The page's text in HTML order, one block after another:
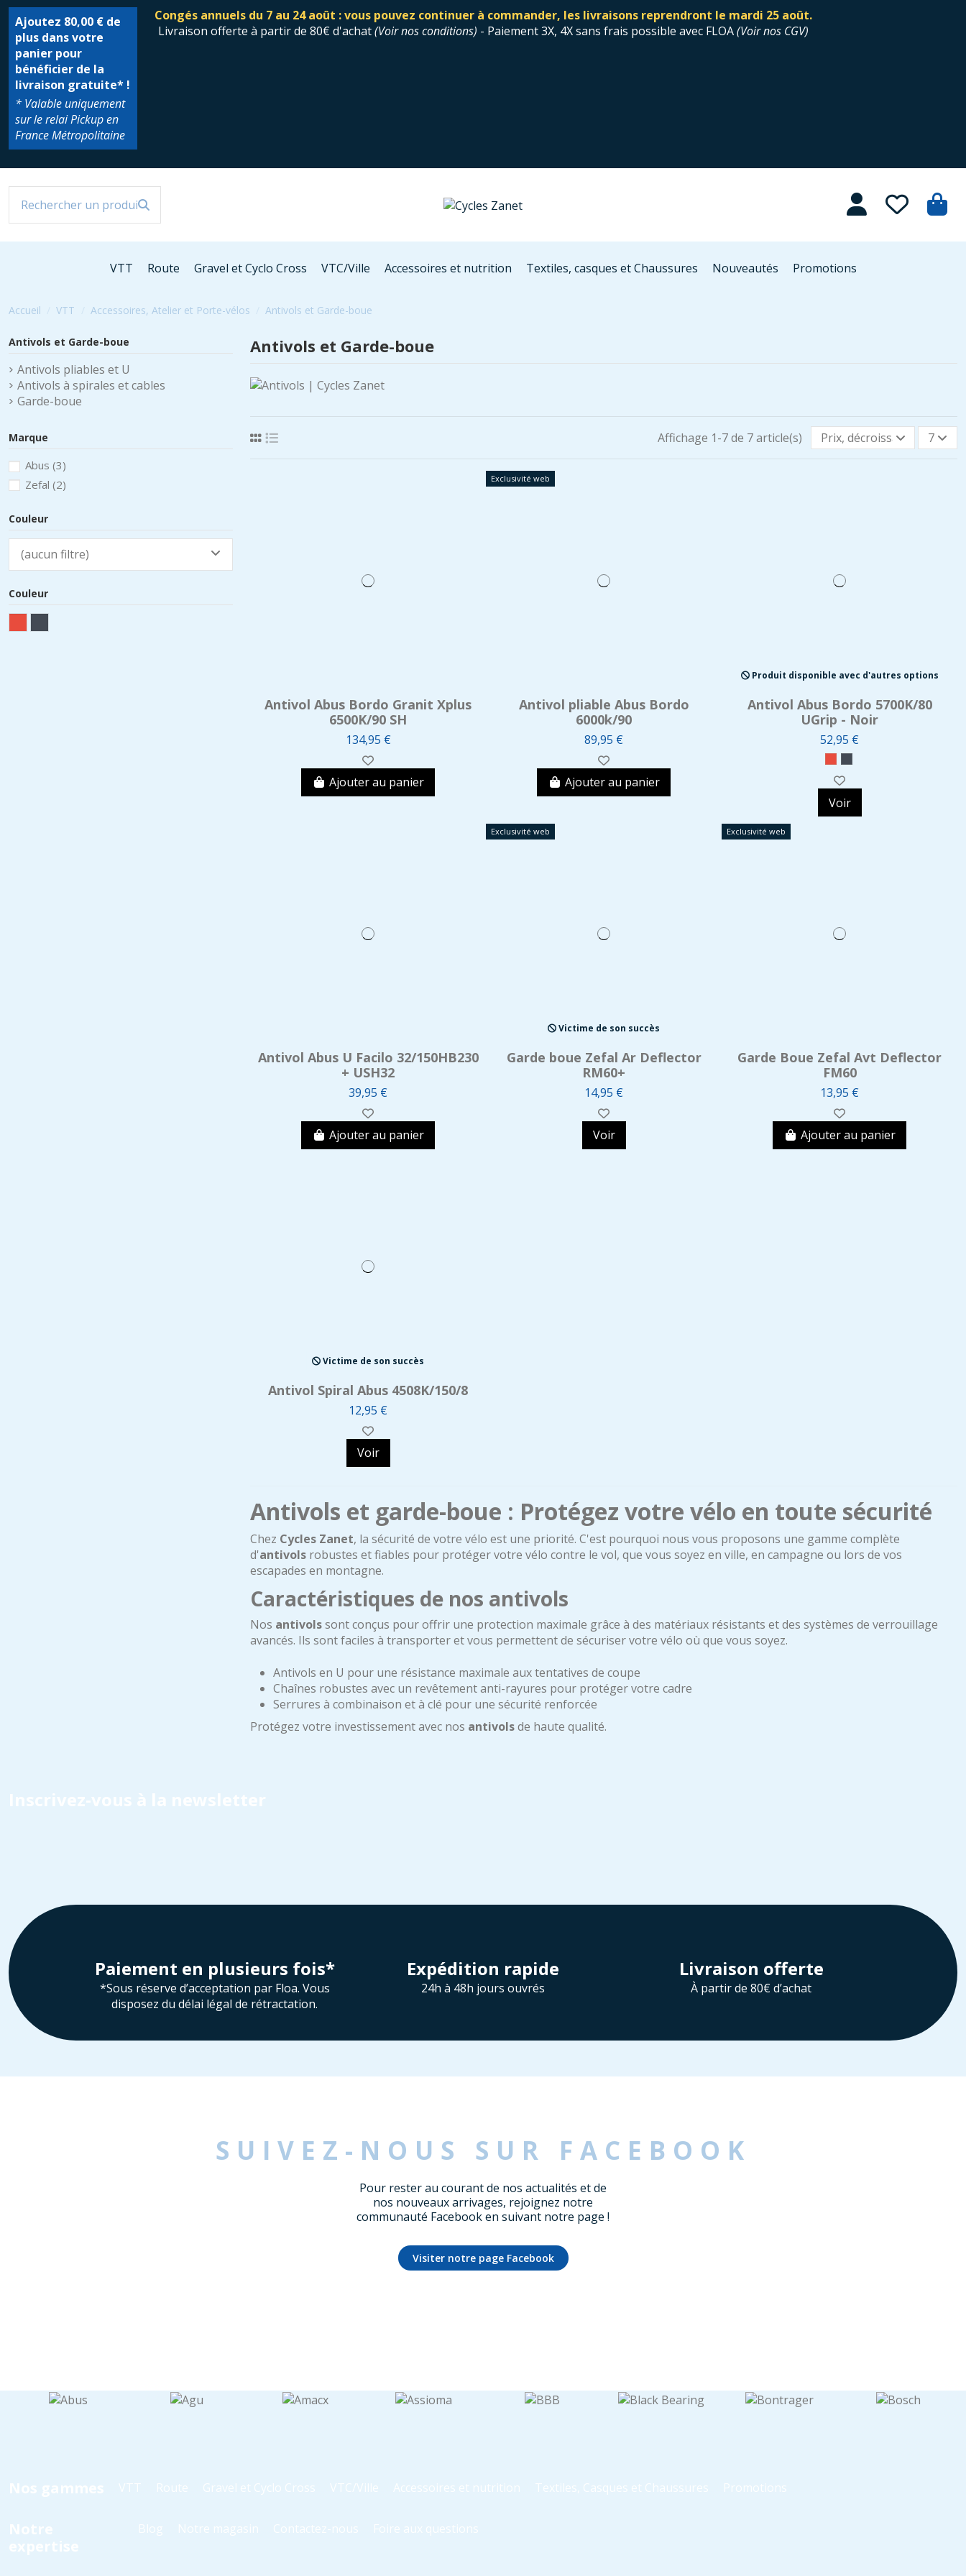
Ajoutez 80,00 € de
plus dans votre
panier pour
bénéficier de la
livraison gratuite* !
* Valable uniquement
sur le relai Pickup en
France Métropolitaine
Congés annuels du 7 au 24 août : vous pouvez continuer à commander, les livraisons reprendront le mardi 25 août.
Livraison offerte à partir de 80€ d'achat(Voir nos conditions) - Paiement 3X, 4X sans frais possible avec FLOA(Voir nos CGV)
VTT Route Gravel et Cyclo Cross VTC/Ville Accessoires et nutrition Textiles, casques et Chaussures Nouveautés Promotions
Accueil VTT Accessoires, Atelier et Porte-vélos Antivols et Garde-boue
Antivols et Garde-boue
Affichage 1-7 de 7 article(s) Prix, décroissant 7
Antivol Abus Bordo Granit Xplus
6500K/90 SH
134,95 €
Ajouter au panier
Exclusivité web
Antivol pliable Abus Bordo
6000k/90
89,95 €
Ajouter au panier
Produit disponible avec d'autres options
Antivol Abus Bordo 5700K/80
UGrip - Noir
52,95 €
Voir
Antivol Abus U Facilo 32/150HB230
+ USH32
39,95 €
Ajouter au panier
Exclusivité web
Victime de son succès
Garde boue Zefal Ar Deflector
RM60+
14,95 €
Voir
Exclusivité web
Garde Boue Zefal Avt Deflector
FM60
13,95 €
Ajouter au panier
Victime de son succès
Antivol Spiral Abus 4508K/150/8
12,95 €
Voir
Antivols et garde-boue : Protégez votre vélo en toute sécurité
Chez Cycles Zanet, la sécurité de votre vélo est une priorité. C'est pourquoi nous vous proposons une gamme complète
d'antivols robustes et fiables pour protéger votre vélo contre le vol, que vous soyez en ville, en campagne ou lors de vos
escapades en montagne.
Caractéristiques de nos antivols
Nos antivolssont conçus pour offrir une protection maximale grâce à des matériaux résistants et des systèmes de verrouillage
avancés. Ils sont faciles à transporter et vous permettent de sécuriser votre vélo où que vous soyez.
Antivols en U pour une résistance maximale aux tentatives de coupe
Chaînes robustes avec un revêtement anti-rayures pour protéger votre cadre
Serrures à combinaison et à clé pour une sécurité renforcée
Protégez votre investissement avec nos antivolsde haute qualité.
Antivols et Garde-boue
Antivols pliables et U
Antivols à spirales et cables
Garde-boue
Marque
Abus (3)
Zefal (2)
Couleur
(aucun filtre)
Couleur
Inscrivez-vous à la newsletter
Paiement en plusieurs fois*
*Sous réserve d’acceptation par Floa. Vous
disposez du délai légal de rétractation.
Expédition rapide
24h à 48h jours ouvrés
Livraison offerte
À partir de 80€ d’achat
SUIVEZ-NOUS SUR FACEBOOK
Pour rester au courant de nos actualités et de
nos nouveaux arrivages, rejoignez notre
communauté Facebook en suivant notre page !
Visiter notre page Facebook
Nos gammes VTT Route Gravel et Cyclo Cross VTC/Ville Accessoires et nutrition Textiles, Casques et Chaussures Promotions
Notre
expertise
Blog Notre magasin Contactez-nous Foire aux questions